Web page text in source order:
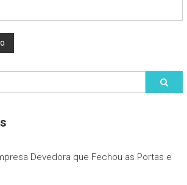
Devedora que Fechou as Portas e